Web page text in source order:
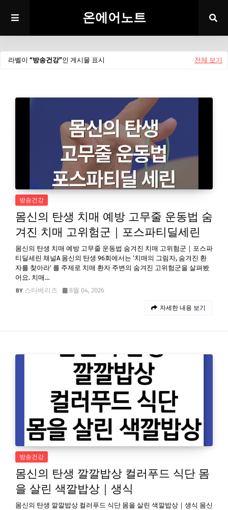
온에어노트
라벨이 방송건강 인 게시물 표시 전체 보기
방송건강
몸신의 탄생 치매 예방 고무줄 운동법 숨
겨진 치매 고위험군｜포스파티딜세린
몸신의 탄생 치매 예방 고무줄 운동법 숨겨진 치매 고위험군｜포스파
티딜세린 채널A 몸신의 탄생 96회에서는 ‘치매의 그림자, 숨겨진 환
자를 찾아라’ 를 주제로 치매 환자 주변의 숨겨진 고위험군을 살펴봤
어요. 치매…
스타베리즈
8월 04, 2026
자세한 내용 보기
방송건강
몸신의 탄생 깔깔밥상 컬러푸드 식단 몸
을 살린 색깔밥상｜생식
몸신의 탄생 깔깔밥상 컬러푸드 식단 몸을 살린 색깔밥상｜생식 몸신